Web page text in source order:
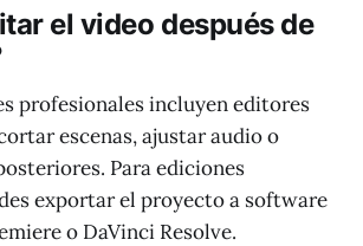
el video después de
profesionales incluyen editores
escenas, ajustar audio o
Para ediciones
exportar el proyecto a software
o DaVinci Resolve.